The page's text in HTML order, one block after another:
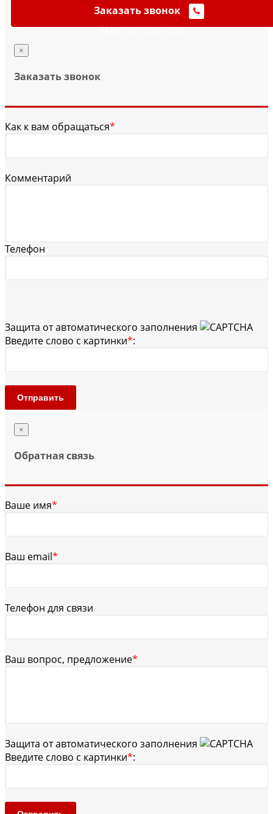
Заказать звонок
MAST © 2020-2026
×
Заказать звонок
Как к вам обращаться*
Комментарий
Телефон
Защита от автоматического заполнения
Введите слово с картинки*:
Отправить
×
Обратная связь
Ваше имя*
Ваш email*
Телефон для связи
Ваш вопрос, предложение*
Защита от автоматического заполнения
Введите слово с картинки*: